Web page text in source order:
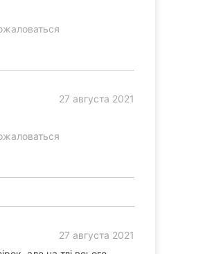
27 августа 2021
27 августа 2021